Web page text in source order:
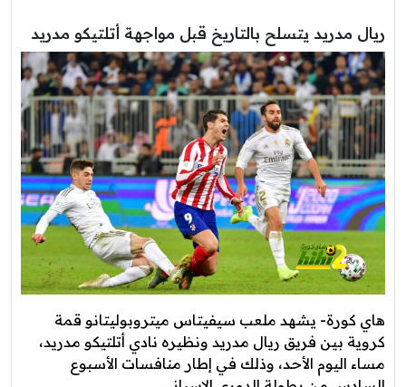
ريال مدريد يتسلح بالتاريخ قبل مواجهة أتلتيكو مدريد
هاي كورة- يشهد ملعب سيفيتاس ميتروبوليتانو قمة
كروية بين فريق ريال مدريد ونظيره نادي أتلتيكو مدريد،
مساء اليوم الأحد، وذلك في إطار منافسات الأسبوع